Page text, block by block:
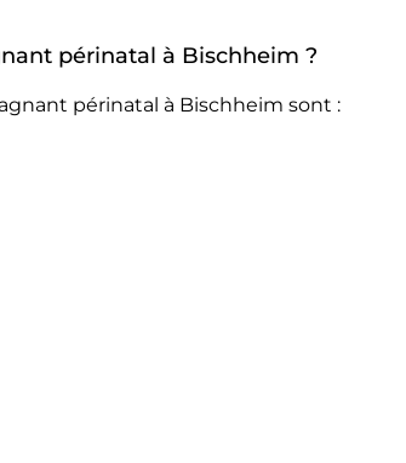
périnatal à Bischheim ?
périnatal à Bischheim sont :